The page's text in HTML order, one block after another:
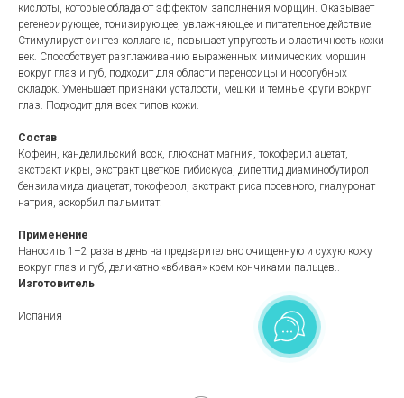
кислоты, которые обладают эффектом заполнения морщин. Оказывает
регенерирующее, тонизирующее, увлажняющее и питательное действие.
Стимулирует синтез коллагена, повышает упругость и эластичность кожи
век. Способствует разглаживанию выраженных мимических морщин
вокруг глаз и губ, подходит для области переносицы и носогубных
складок. Уменьшает признаки усталости, мешки и темные круги вокруг
глаз. Подходит для всех типов кожи.
Состав
Кофеин, канделильский воск, глюконат магния, токоферил ацетат,
экстракт икры, экстракт цветков гибискуса, дипептид диаминобутирол
бензиламида диацетат, токоферол, экстракт риса посевного, гиалуронат
натрия, аскорбил пальмитат.
Применение
Наносить 1–2 раза в день на предварительно очищенную и сухую кожу
вокруг глаз и губ, деликатно «вбивая» крем кончиками пальцев..
Изготовитель
Испания